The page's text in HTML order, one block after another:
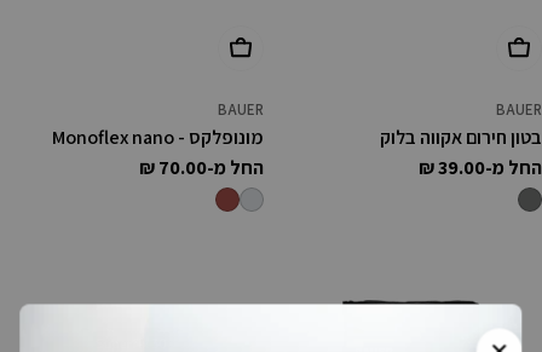
בחר אפשרויות
BAUER
בטון חירום אקווה בלוק
מחיר
רגיל
החל מ-39.00 ₪
בחר אפשרויות
BAUER
מונופלקס - Monoflex nano
מחיר
רגיל
החל מ-70.00 ₪